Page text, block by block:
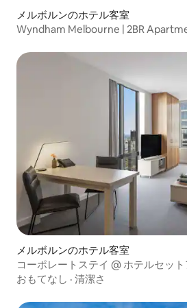
メルボルンのホテル客室
Wyndham Melbourne | 2BR
メルボルンのホテル客室
コーポレートステイ @ ホテルセッ
らしい眺め
おもてなし · 清潔さ